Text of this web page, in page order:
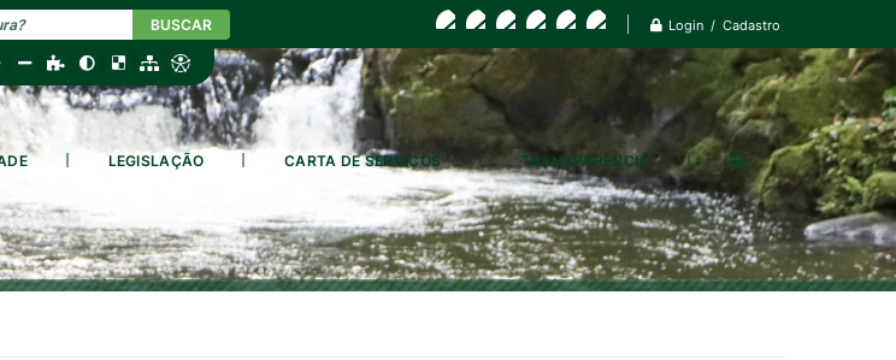
Login / Cadastro
BUSCAR
LEGISLAÇÃO CARTA DE SERVIÇOS TRANSPARÊNCIA